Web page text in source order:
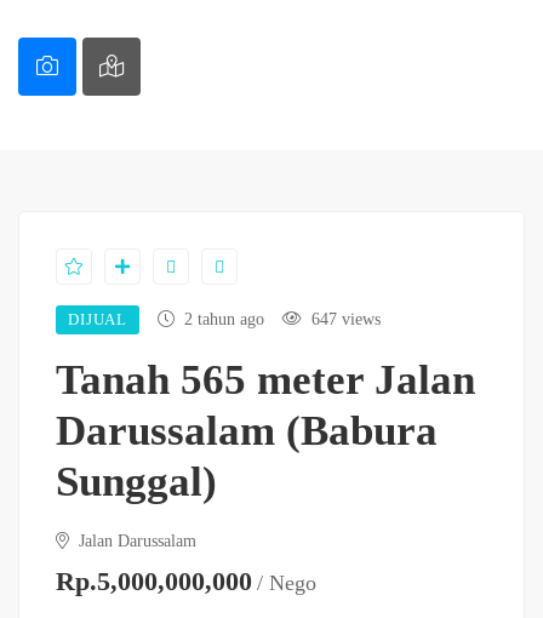
DIJUAL 2 tahun ago 647 views
Tanah 565 meter Jalan
Darussalam (Babura
Sunggal)
Jalan Darussalam
Rp.5,000,000,000 / Nego